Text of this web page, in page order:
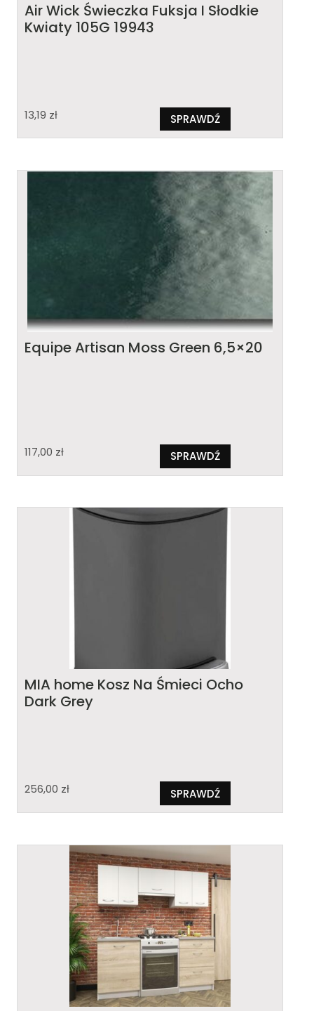
Air Wick Świeczka Fuksja I Słodkie
Kwiaty 105G 19943
13,19 zł SPRAWDŹ
Equipe Artisan Moss Green 6,5×20
117,00 zł SPRAWDŹ
MIA home Kosz Na Śmieci Ocho
Dark Grey
256,00 zł SPRAWDŹ